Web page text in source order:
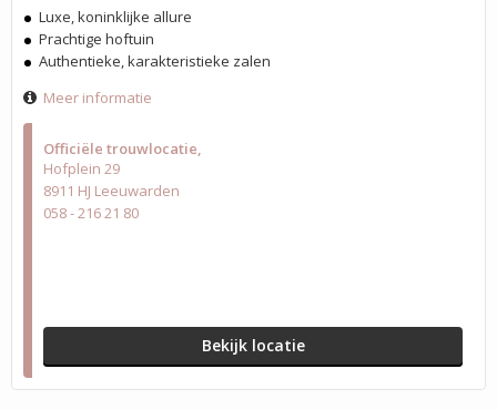
Officiële trouwlocatie
Hofplein 29
8911 HJ Leeuwarden
058 - 216 21 80
Bekijk locatie
Luxe, koninklijke allure
Prachtige hoftuin
Authentieke, karakteristieke zalen
Meer informatie